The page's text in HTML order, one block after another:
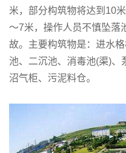
米，部分构筑物将达到10
～7米，操作人员不慎坠落
故。主要构筑物是：进水
池、二沉池、消毒池(渠)、
沼气柜、污泥料仓。